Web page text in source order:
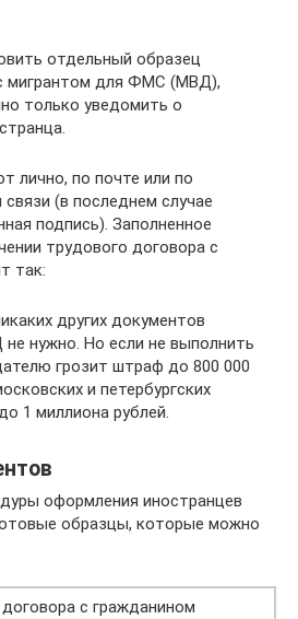
отдельный образец
мигрантом для ФМС (МВД),
только уведомить о
лично, по почте или по
(в последнем случае
подпись). Заполненное
трудового договора с
так:
других документов
нужно. Но если не выполнить
грозит штраф до 800 000
и петербургских
1 миллиона рублей.
оформления иностранцев
образцы, которые можно
с гражданином